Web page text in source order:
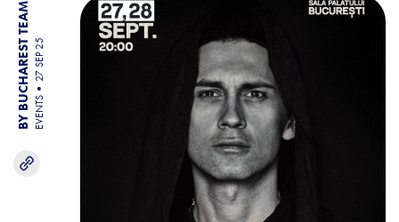
BY BUCHAREST TEAM EVENTS
27 SEP 25